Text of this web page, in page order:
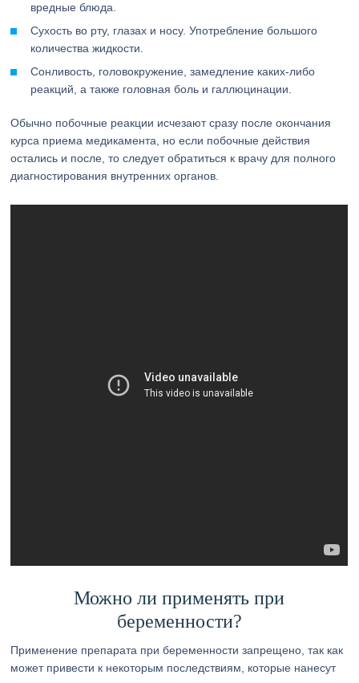
вредные блюда.
Сухость во рту, глазах и носу. Употребление большого
количества жидкости.
Сонливость, головокружение, замедление каких-либо
реакций, а также головная боль и галлюцинации.
Обычно побочные реакции исчезают сразу после окончания
курса приема медикамента, но если побочные действия
остались и после, то следует обратиться к врачу для полного
диагностирования внутренних органов.
Можно ли применять при
беременности?
Применение препарата при беременности запрещено, так как
может привести к некоторым последствиям, которые нанесут